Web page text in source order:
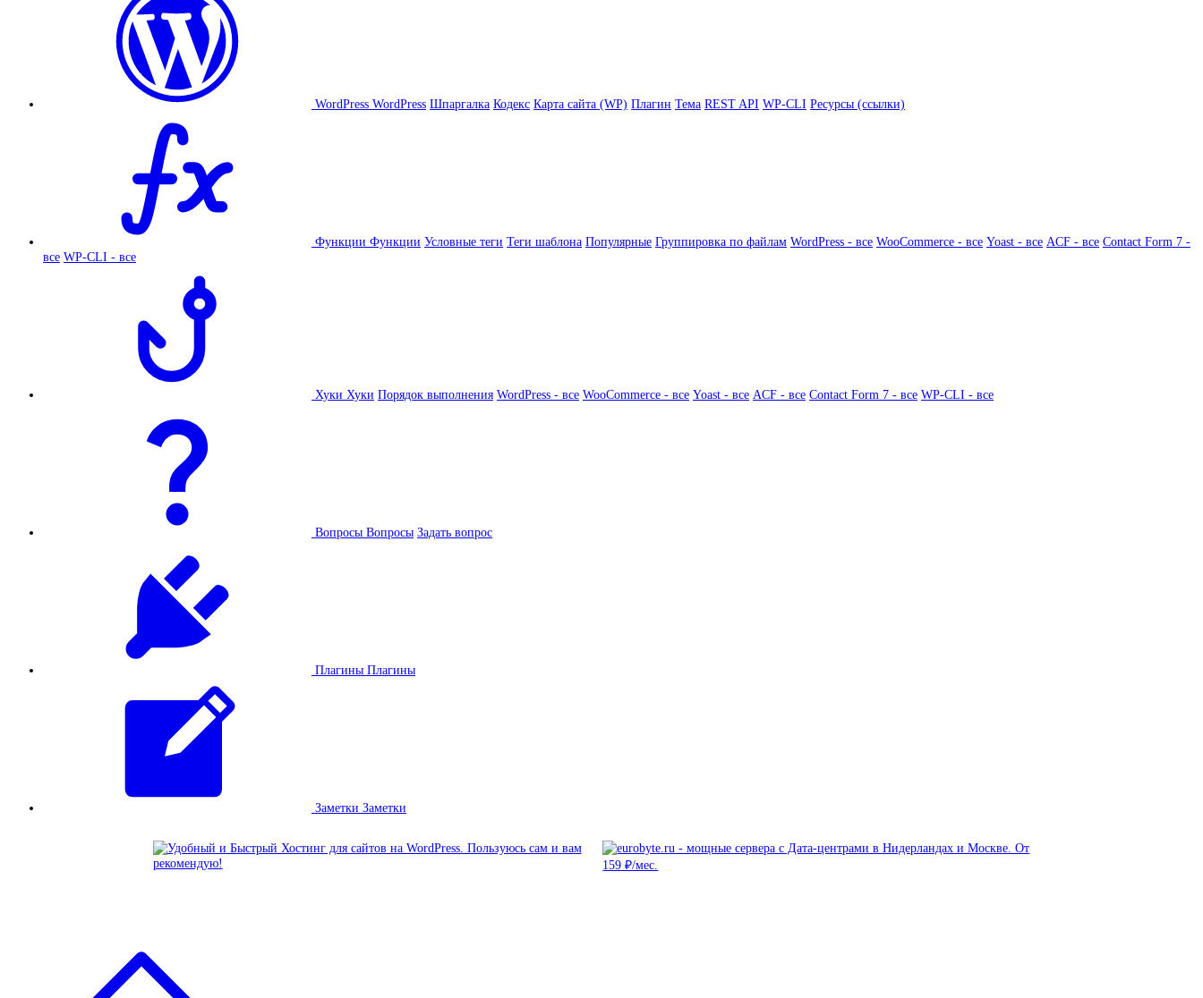
WordPress WordPress Шпаргалка Кодекс Карта сайта (WP) Плагин Тема REST API WP-CLI Ресурсы (ссылки)
Функции Функции Условные теги Теги шаблона Популярные Группировка по файлам WordPress - все WooCommerce - все Yoast - все ACF - все Contact Form 7 -
все WP-CLI - все
Хуки Хуки Порядок выполнения WordPress - все WooCommerce - все Yoast - все ACF - все Contact Form 7 - все WP-CLI - все
Вопросы Вопросы Задать вопрос
Плагины Плагины
Заметки Заметки